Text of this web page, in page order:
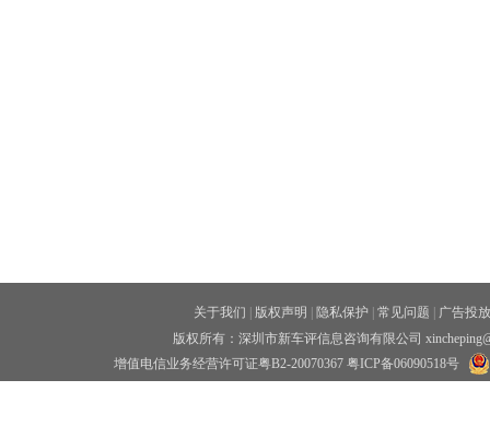
关于我们 版权声明 隐私保护 常见问题
广告投放
版权所有：深圳市新车评信息咨询有限公司
增值电信业务经营许可证粤B2-20070367 粤ICP备06090518号